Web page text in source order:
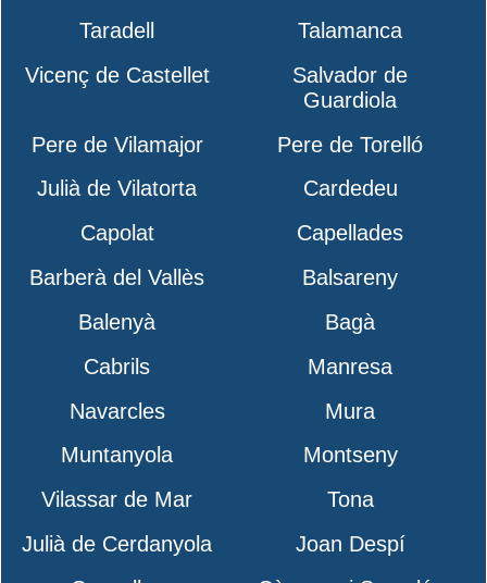
Taradell
Talamanca
Vicenç de Castellet
Salvador de
Guardiola
Pere de Vilamajor
Pere de Torelló
Julià de Vilatorta
Cardedeu
Capolat
Capellades
Barberà del Vallès
Balsareny
Balenyà
Bagà
Cabrils
Manresa
Navarcles
Mura
Muntanyola
Montseny
Vilassar de Mar
Tona
Julià de Cerdanyola
Joan Despí